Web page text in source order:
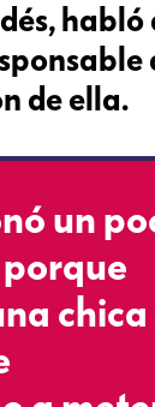
de ella.
un
chica